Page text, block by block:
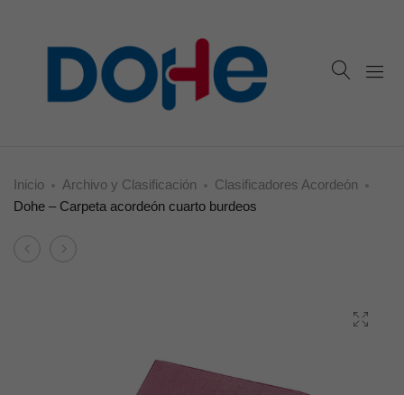
Inicio Archivo y Clasificación
Clasificadores Acordeón
Dohe – Carpeta acordeón cuarto burdeos
Product
Dohe
Dohe